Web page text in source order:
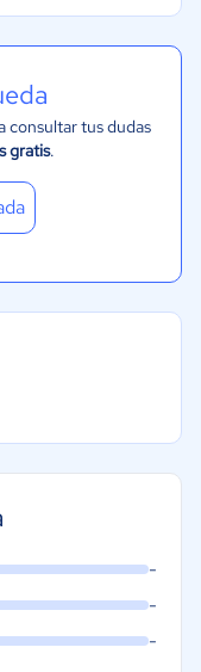
consultar tus dudas
gratis.
-
-
-